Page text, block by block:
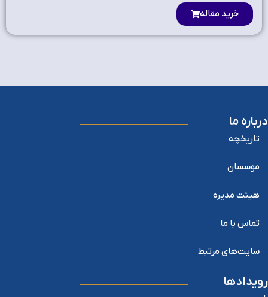
خرید مقاله
درباره ما
تاریخچه
موسسان
هیئت مدیره
تماس با ما
سایت‌های مرتبط
رویدادها